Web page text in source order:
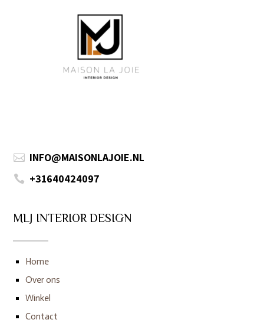
 INFO@MAISONLAJOIE.NL
 +31640424097
MLJ INTERIOR DESIGN
Home
Over ons
Winkel
Contact